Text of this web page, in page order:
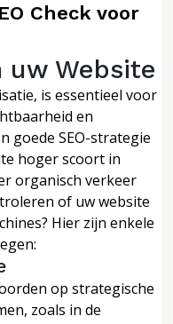
Check voor
uw Website
is essentieel voor
en
goede SEO-strategie
hoger scoort in
organisch verkeer
of uw website
Hier zijn enkele
op strategische
zoals in de